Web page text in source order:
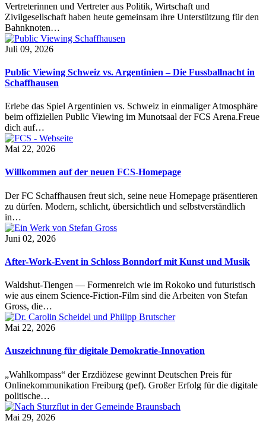
Vertreterinnen und Vertreter aus Politik, Wirtschaft und
Zivilgesellschaft haben heute gemeinsam ihre Unterstützung für den
Bahnknoten…
Juli 09, 2026
Public Viewing Schweiz vs. Argentinien – Die Fussballnacht in
Schaffhausen
Erlebe das Spiel Argentinien vs. Schweiz in einmaliger Atmosphäre
beim offiziellen Public Viewing im Munotsaal der FCS Arena.Freue
dich auf…
Mai 22, 2026
Willkommen auf der neuen FCS-Homepage
Der FC Schaffhausen freut sich, seine neue Homepage präsentieren
zu dürfen. Modern, schlicht, übersichtlich und selbstverständlich
in…
Juni 02, 2026
After-Work-Event in Schloss Bonndorf mit Kunst und Musik
Waldshut-Tiengen — Formenreich wie im Rokoko und futuristisch
wie aus einem Science-Fiction-Film sind die Arbeiten von Stefan
Gross, die…
Mai 22, 2026
Auszeichnung für digitale Demokratie-Innovation
„Wahlkompass“ der Erzdiözese gewinnt Deutschen Preis für
Onlinekommunikation Freiburg (pef). Großer Erfolg für die digitale
politische…
Mai 29, 2026